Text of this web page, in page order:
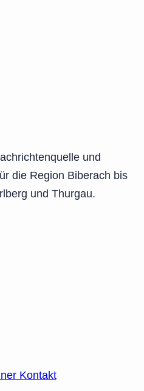
und
die Region Biberach bis
und Thurgau.
Kontakt